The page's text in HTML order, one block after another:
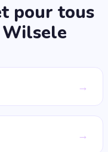
pour tous
Wilsele
→
→